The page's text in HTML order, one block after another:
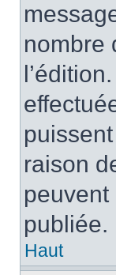
nombre
raison
publiée.
Haut